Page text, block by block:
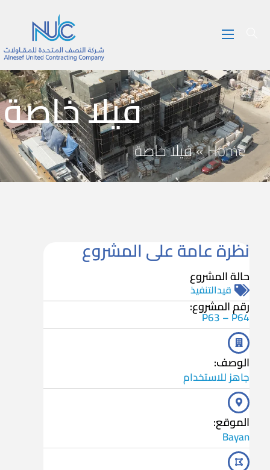
فيلا خاصة
Home
»فيلا خاصة
نظرة عامة على المشروع
حالة المشروع
قيدالتنفيذ
رقم المشروع:
P63 – P64
الوصف:
جاهز للاستخدام
الموقع:
Bayan